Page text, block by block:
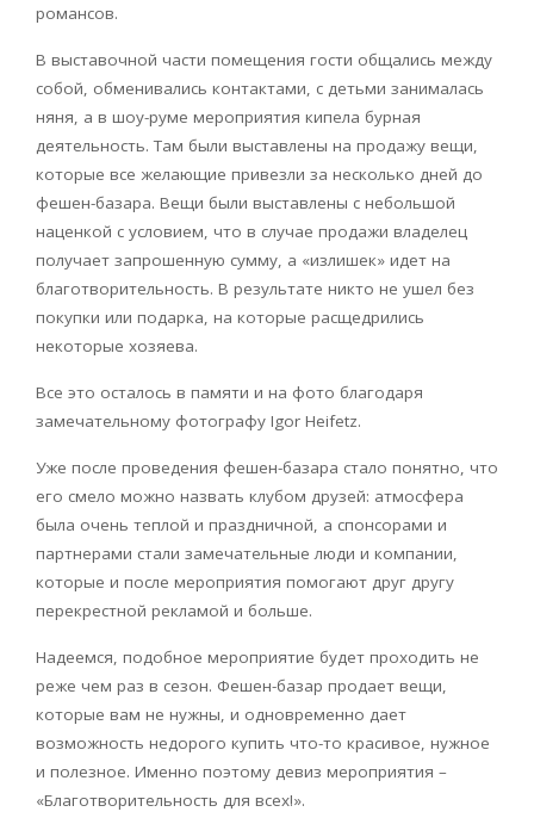
романсов.
В выставочной части помещения гости общались между
собой, обменивались контактами, с детьми занималась
няня, а в шоу-руме мероприятия кипела бурная
деятельность. Там были выставлены на продажу вещи,
которые все желающие привезли за несколько дней до
фешен-базара. Вещи были выставлены с небольшой
наценкой с условием, что в случае продажи владелец
получает запрошенную сумму, а «излишек» идет на
благотворительность. В результате никто не ушел без
покупки или подарка, на которые расщедрились
некоторые xозяева.
Все это осталось в памяти и на фото благодаря
замечательному фотографу Igor Heifetz.
Уже после проведения фешен-базара стало понятно, что
его смело можно назвать клубом друзей: атмосфера
была очень теплой и праздничной, а спонсорами и
партнерами стали замечательные люди и компании,
которые и после мероприятия помогают друг другу
перекрестной рекламой и больше.
Надеемся, подобное мероприятие будет проходить не
реже чем раз в сезон. Фешен-базар продает вещи,
которые вам не нужны, и одновременно дает
возможность недорого купить что-то красивое, нужное
и полезное. Именно поэтому девиз мероприятия –
«Благотворительность для всеx!».